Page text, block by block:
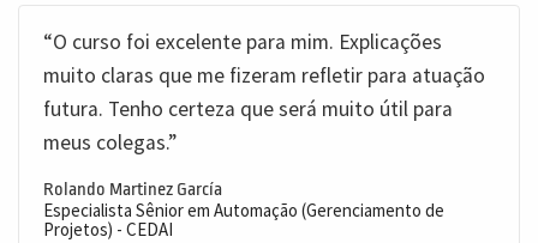
“O curso foi excelente para mim. Explicações
muito claras que me fizeram refletir para atuação
futura. Tenho certeza que será muito útil para
meus colegas.”
Rolando Martinez García
Especialista Sênior em Automação (Gerenciamento de
Projetos) - CEDAI